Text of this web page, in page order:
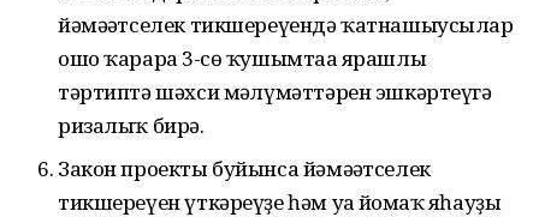
йәмәғәтселек тикшереүендә ҡатнашыусылар
ошо ҡарарға 3-сө ҡушымтаға ярашлы
тәртиптә шәхси мәғлүмәттәрен эшкәртеүгә
ризалыҡ бирә.
Закон проекты буйынса йәмәғәтселек
тикшереүен үткәреүҙе һәм уға йомғаҡ яһауҙы